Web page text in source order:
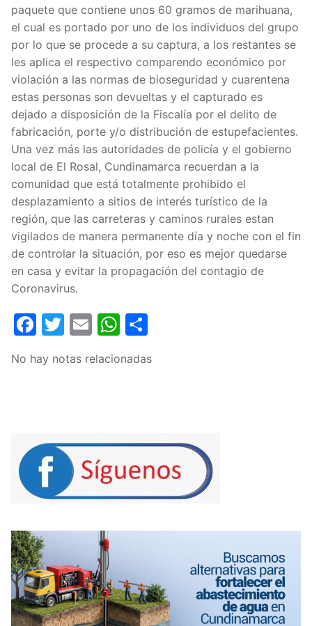
paquete que contiene unos 60 gramos de marihuana,
el cual es portado por uno de los individuos del grupo
por lo que se procede a su captura, a los restantes se
les aplica el respectivo comparendo económico por
violación a las normas de bioseguridad y cuarentena
estas personas son devueltas y el capturado es
dejado a disposición de la Fiscalía por el delito de
fabricación, porte y/o distribución de estupefacientes.
Una vez más las autoridades de policía y el gobierno
local de El Rosal, Cundinamarca recuerdan a la
comunidad que está totalmente prohibido el
desplazamiento a sitios de interés turístico de la
región, que las carreteras y caminos rurales estan
vigilados de manera permanente día y noche con el fin
de controlar la situación, por eso es mejor quedarse
en casa y evitar la propagación del contagio de
Coronavirus.
Facebook
Twitter
EmailWhatsApp
No hay notas relacionadas